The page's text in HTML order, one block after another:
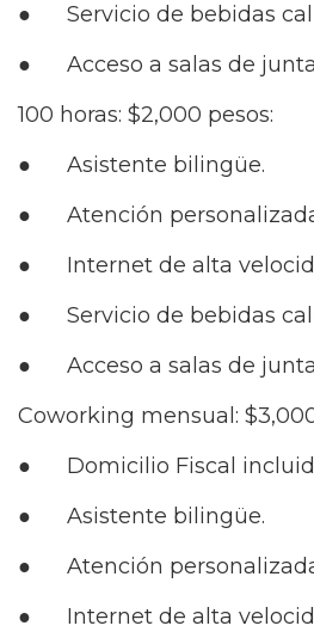
● Servicio de bebidas
● Acceso a salas de
100 horas: $2,000 pesos:
● Asistente bilingüe.
● Atención
● Internet de alta
● Servicio de bebidas
● Acceso a salas de
Coworking mensual:
● Domicilio Fiscal
● Asistente bilingüe.
● Atención
● Internet de alta